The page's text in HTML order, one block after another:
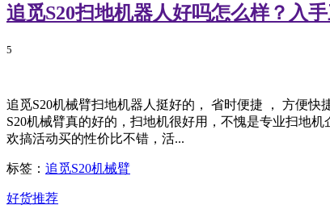
追觅S20扫地机器人好吗怎么样？入
5
追觅S20机械臂扫地机器人挺好的， 省时便捷 ， 方便
S20机械臂真的好的，扫地机很好用，不愧是专业扫地
欢搞活动买的性价比不错，活...
标签： 追觅S20机械臂
好货推荐